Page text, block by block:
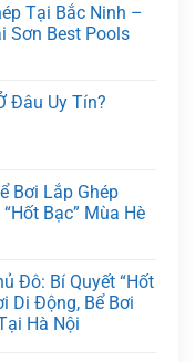
Tại Bắc Ninh –
Sơn Best Pools
Đâu Uy Tín?
Bơi Lắp Ghép
Bạc” Mùa Hè
Đô: Bí Quyết “Hốt
Di Động, Bể Bơi
Hà Nội